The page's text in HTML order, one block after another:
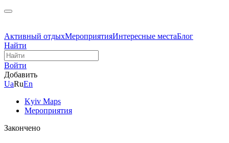
Активный отдыхМероприятияИнтересные местаБлог
Найти
Войти
Добавить
UaRuEn
Kyiv Maps
Мероприятия
Закончено